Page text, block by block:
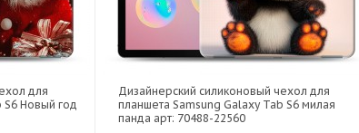
для
S6 Новый год
Дизайнерский силиконовый чехол для
планшета Samsung Galaxy Tab S6 милая
панда арт: 70488-22560